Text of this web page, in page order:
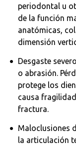
periodontal u
de la función
anatómicas,
dimensión
Desgaste
o abrasión.
protege los
causa
fractura.
Maloclusiones
la articulación